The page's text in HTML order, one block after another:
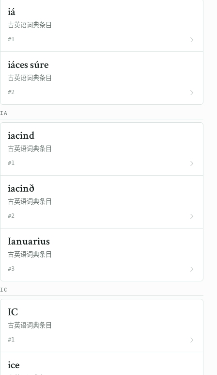
iá
古英语词典条目
#1
iáces súre
古英语词典条目
#2
IA
iacind
古英语词典条目
#1
iacinð
古英语词典条目
#2
Ianuarius
古英语词典条目
#3
IC
IC
古英语词典条目
#1
ice